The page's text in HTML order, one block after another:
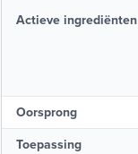
Actieve ingrediënten
Oorsprong
Toepassing